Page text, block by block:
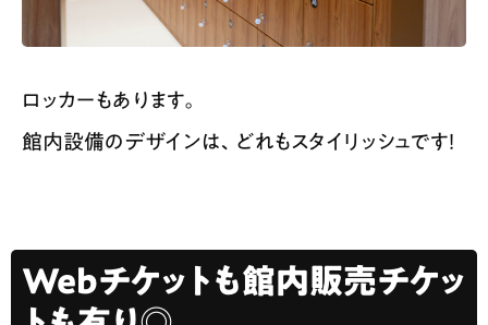
ロッカーもあります。
館内設備のデザインは、どれもスタイリッシュです！
Webチケットも館内販売チケッ